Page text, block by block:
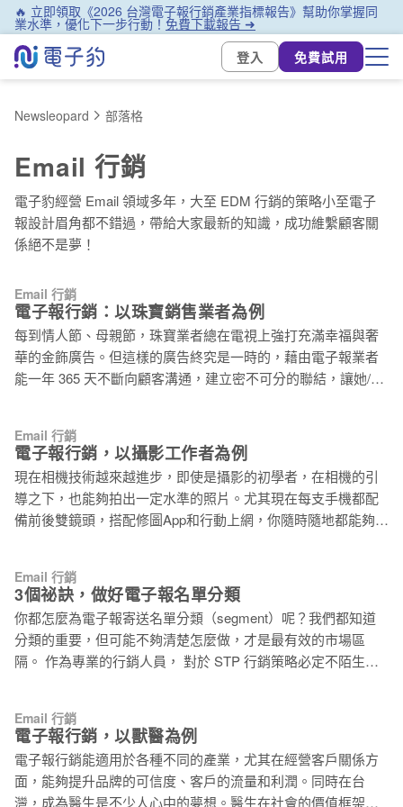
🔥 立即領取《2026 台灣電子報行銷產業指標報告》幫助你掌握同
業水準，優化下一步行動！免費下載報告 ➜
登入
免費試用
Newsleopard 部落格
Email 行銷
電子豹經營 Email 領域多年，大至 EDM 行銷的策略小至電子
報設計眉角都不錯過，帶給大家最新的知識，成功維繫顧客關
係絕不是夢！
Email 行銷
電子報行銷：以珠寶銷售業者為例
每到情人節、母親節，珠寶業者總在電視上強打充滿幸福與奢
華的金飾廣告。但這樣的廣告終究是一時的，藉由電子報業者
能一年 365 天不斷向顧客溝通，建立密不可分的聯結，讓她/他
芒，而你的電子報行銷術則賦予它故事，讓它真正光彩耀人，
大受歡迎。 1. 成為貼心的朋友 「親愛的客戶，祝你生日快樂」
多數業者都不會忘記線上生日祝福，然而如果你能在顧客生日
當天送上最及時的生日祝福，比起其它同業按月份分群組，在
每月的第一天集體寄出制式祝福賀卡，你將顯得更加貼心。同
現，而賀卡的祝福文字若能夠儘量客製化，將更能使客戶感受
文字裡得特別、真誠與感動。 優惠不僅能促進顧客消費，也可
以促使顧客親身到實體商店（ online to offline ），除了特別折
扣外，你也可以考慮異業合作，提供特別優惠內容，例如提供
結婚十週年的夫妻免費的浪漫晚餐，前提是須到店面領取優惠
Email 行銷
電子報行銷，以攝影工作者為例
現在相機技術越來越進步，即使是攝影的初學者，在相機的引
導之下，也能夠拍出一定水準的照片。尤其現在每支手機都配
備前後雙鏡頭，搭配修圖App和行動上網，你隨時隨地都能夠拍
重要，除了將幸福分享出去，更是兩人從相知、相戀到開花結
果的象徵，總希望能夠留下美好的影像記錄，而這時候就需要
專業的攝影師了。 客戶尋找攝影師的管道通常是透過網站看過
作品，並了解服務之後，才運用電子郵件的方式來聯絡你，因
此攝影師往往得透過刊登廣告來開發潛在的客戶，較難以主動
工作者們，雖然無法主動開發陌生市場，卻可以好好的掌握過
往的客戶，從現在開始，累積你的第一份電子報客戶名單，這
將會是你的攝影生涯中最有價值的資產。讓我們來看看擁有這
份客戶名單後，如何運用電子報行銷來提升業績： 1.利用電子
報更充分地展示作品： 許多攝影師都擁有自己的部落格，通常
Email 行銷
3個祕訣，做好電子報名單分類
你都怎麼為電子報寄送名單分類（segment）呢？我們都知道
分類的重要，但可能不夠清楚怎麼做，才是最有效的市場區
隔。 作為專業的行銷人員， 對於 STP 行銷策略必定不陌生，
方式，這正是為什麼零食廣告通常都在卡通時段播出，而偶像
簽名握手會從不在動物園舉辦。 這項分析流程之於電子報行銷
也相當重要！「信箱」甄嬛傳中已經提過「分類」email名單的
重要性，然而分類說起來簡單，如何有效的分類成功做到小眾
Email 行銷
電子報行銷，以獸醫為例
電子報行銷能適用於各種不同的產業，尤其在經營客戶關係方
面，能夠提升品牌的可信度、客戶的流量和利潤。同時在台
灣，成為醫生是不少人心中的夢想。醫生在社會的價值框架